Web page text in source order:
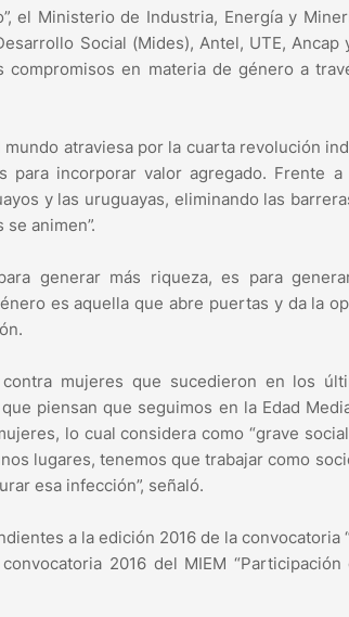
el Ministerio de Industria, Energía y
Social (Mides), Antel, UTE, Ancap
en materia de género a
atraviesa por la cuarta revolución
para incorporar valor agregado. Frente
y las uruguayas, eliminando las
animen”.
generar más riqueza, es para
es aquella que abre puertas y da la
mujeres que sucedieron en los
piensan que seguimos en la Edad
lo cual considera como “grave
lugares, tenemos que trabajar como
esa infección”, señaló.
a la edición 2016 de la convocatoria
2016 del MIEM